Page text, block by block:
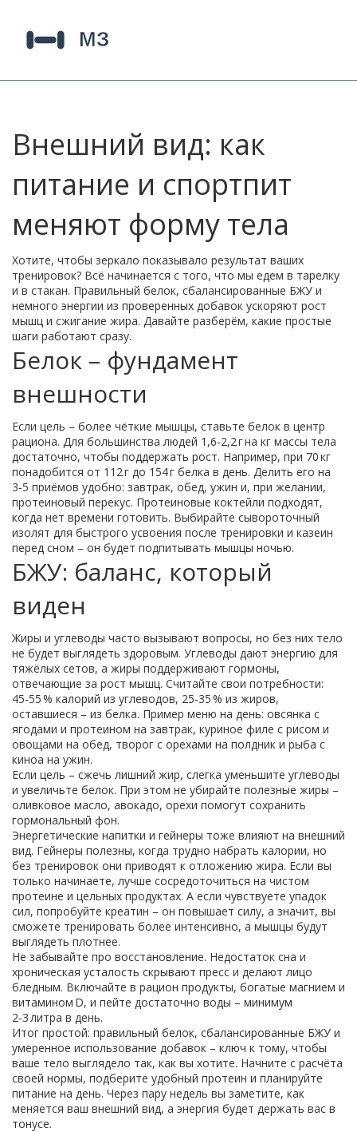
Внешний вид: как
питание и спортпит
меняют форму тела
Хотите, чтобы зеркало показывало результат ваших
тренировок? Всё начинается с того, что мы едем в тарелку
и в стакан. Правильный белок, сбалансированные БЖУ и
немного энергии из проверенных добавок ускоряют рост
мышц и сжигание жира. Давайте разберём, какие простые
шаги работают сразу.
Белок – фундамент
внешности
Если цель – более чёткие мышцы, ставьте белок в центр
рациона. Для большинства людей 1,6‑2,2 г на кг массы тела
достаточно, чтобы поддержать рост. Например, при 70 кг
понадобится от 112 г до 154 г белка в день. Делить его на
3‑5 приёмов удобно: завтрак, обед, ужин и, при желании,
протеиновый перекус. Протеиновые коктейли подходят,
когда нет времени готовить. Выбирайте сывороточный
изолят для быстрого усвоения после тренировки и казеин
перед сном – он будет подпитывать мышцы ночью.
БЖУ: баланс, который
виден
Жиры и углеводы часто вызывают вопросы, но без них тело
не будет выглядеть здоровым. Углеводы дают энергию для
тяжёлых сетов, а жиры поддерживают гормоны,
отвечающие за рост мышц. Считайте свои потребности:
45‑55 % калорий из углеводов, 25‑35 % из жиров,
оставшиеся – из белка. Пример меню на день: овсянка с
ягодами и протеином на завтрак, куриное филе с рисом и
овощами на обед, творог с орехами на полдник и рыба с
киноа на ужин.
Если цель – сжечь лишний жир, слегка уменьшите углеводы
и увеличьте белок. При этом не убирайте полезные жиры –
оливковое масло, авокадо, орехи помогут сохранить
гормональный фон.
Энергетические напитки и гейнеры тоже влияют на внешний
вид. Гейнеры полезны, когда трудно набрать калории, но
без тренировок они приводят к отложению жира. Если вы
только начинаете, лучше сосредоточиться на чистом
протеине и цельных продуктах. А если чувствуете упадок
сил, попробуйте креатин – он повышает силу, а значит, вы
сможете тренировать более интенсивно, а мышцы будут
выглядеть плотнее.
Не забывайте про восстановление. Недостаток сна и
хроническая усталость скрывают пресс и делают лицо
бледным. Включайте в рацион продукты, богатые магнием и
витамином D, и пейте достаточно воды – минимум
2‑3 литра в день.
Итог простой: правильный белок, сбалансированные БЖУ и
умеренное использование добавок – ключ к тому, чтобы
ваше тело выглядело так, как вы хотите. Начните с расчёта
своей нормы, подберите удобный протеин и планируйте
питание на день. Через пару недель вы заметите, как
меняется ваш внешний вид, а энергия будет держать вас в
тонусе.